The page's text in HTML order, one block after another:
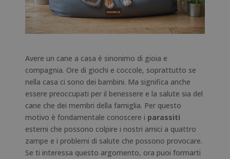
Avere un cane a casa è sinonimo di gioia e
compagnia. Ore di giochi e coccole, soprattutto se
nella casa ci sono dei bambini. Ma significa anche
essere preoccupati per il benessere e la salute sia del
cane che dei membri della famiglia. Per questo
motivo è fondamentale conoscere i parassiti
esterni che possono colpire i nostri amici a quattro
zampe e i problemi di salute che possono provocare.
Se ti interessa questo argomento, ora puoi formarti